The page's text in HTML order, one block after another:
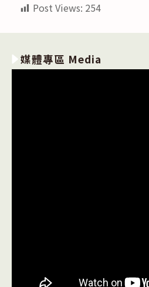
Post Views: 254
媒體專區 Media